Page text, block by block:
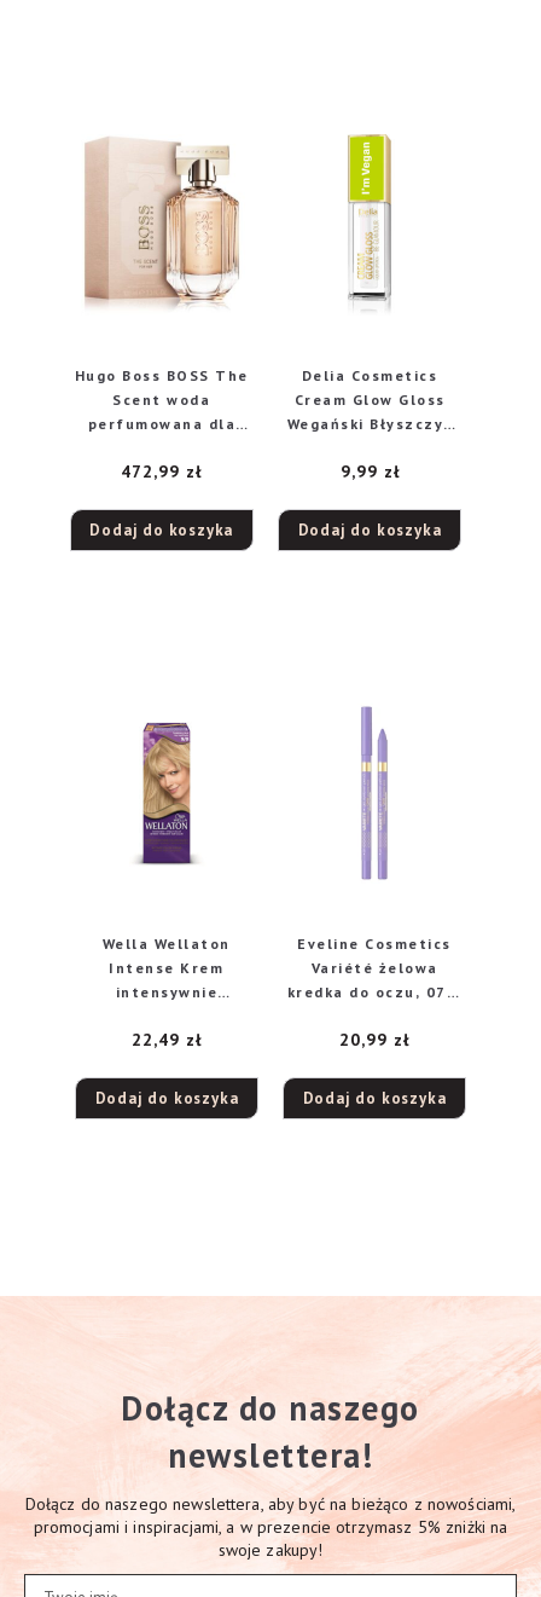
Hugo Boss BOSS The
Scent woda
perfumowana dla
472,99 zł
Dodaj do koszyka
Delia Cosmetics
Cream Glow Gloss
Wegański Błyszczyk
Diamond 5ml
9,99 zł
Dodaj do koszyka
Wella Wellaton
Intense Krem
intensywnie
Bardzo Jasny Blond
22,49 zł
Dodaj do koszyka
Eveline Cosmetics
Variété żelowa
kredka do oczu, 07 –
20,99 zł
Dodaj do koszyka
Dołącz do naszego
newslettera!
Dołącz do naszego newslettera, aby być na bieżąco z nowościami,
promocjami i inspiracjami, a w prezencie otrzymasz 5% zniżki na
swoje zakupy!